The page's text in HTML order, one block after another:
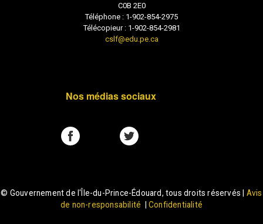
C0B 2E0
Téléphone : 1-902-854-2975
Télécopieur : 1-902-854-2981
cslf@edu.pe.ca
Nos médias sociaux
© Gouvernement de l'Île-du-Prince-Édouard, tous droits réservés | Avis
de non-responsabilité
Confidentialité